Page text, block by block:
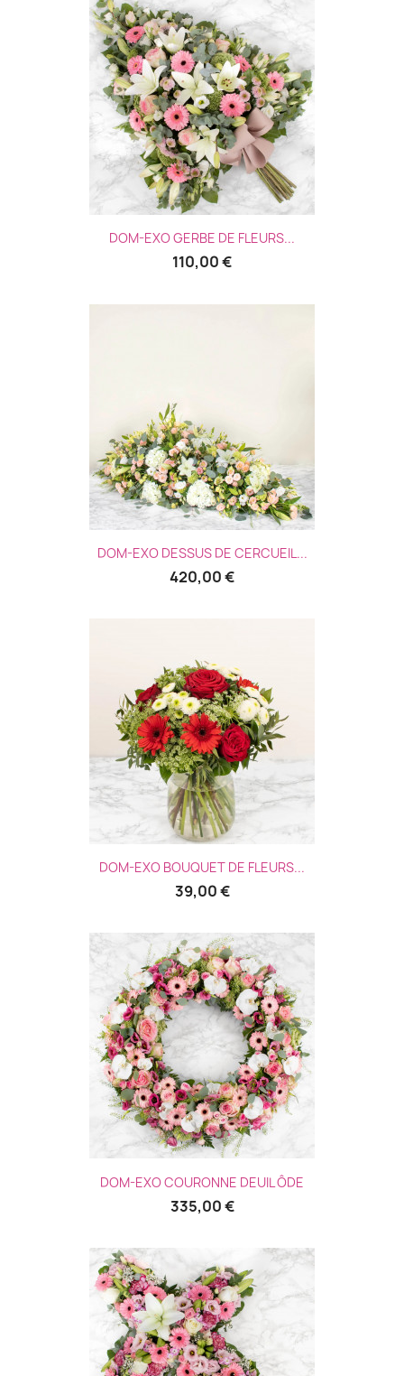
DOM-EXO GERBE DE FLEURS...
110,00 €
DOM-EXO DESSUS DE CERCUEIL...
420,00 €
DOM-EXO BOUQUET DE FLEURS...
39,00 €
DOM-EXO COURONNE DEUIL ÔDE
335,00 €